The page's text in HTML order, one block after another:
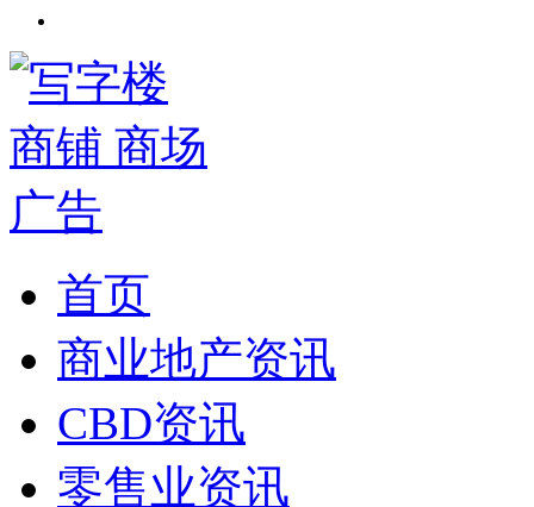
首页
商业地产资讯
CBD资讯
零售业资讯